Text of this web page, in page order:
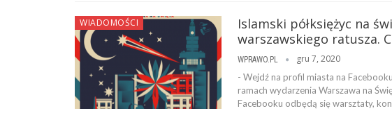
WIADOMOŚCI
Islamski półksiężyc na
warszawskiego ratusza.
WPRAWO.PL gru 7, 2020
- Wejdź na profil miasta na
ramach wydarzenia Warszawa na
Facebooku odbędą się warsztaty,